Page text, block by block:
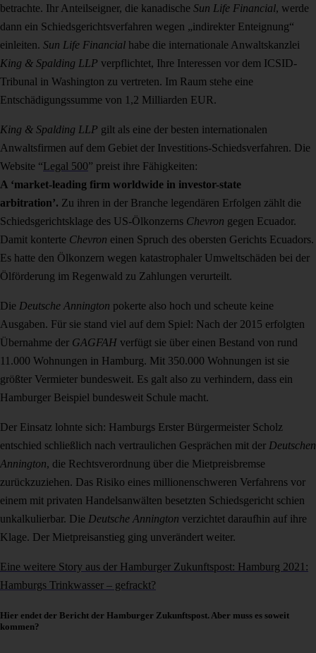
betrachte. Ihr Anteilseigner, die kanadische Sun Life Financial, werde
dann ein Schiedsgerichtsverfahren wegen „indirekter Enteignung“
einleiten. Sun Life Financial habe die internationale Anwaltskanzlei
King & Spalding LLP verpflichtet, Ihre Interessen vor dem ICSID-
Tribunal in Washington zu vertreten. Im Raum stehe eine
Entschädigungssumme von 1,2 Milliarden EUR.
King & Spalding LLP gilt als eine der besten internationalen
Anwaltsfirmen auf dem Gebiet der Investitions-Schiedsverfahren. Die
Website “Legal 500” preist ihre Fähigkeiten:
A ‘market-leading firm worldwide in investor-state
arbitration’. Zu ihren in der Branche legendären Erfolgen zählt die
Schiedsgerichtsklage des US-Ölkonzerns Chevron gegen Ecuador.
Damit konterte Chevron einen Spruch des obersten Gerichts Ecuadors.
Es hatte den Ölkonzern wegen katastrophaler Umweltschäden bei der
Ölförderung im Regenwald zu Zahlungen verurteilt.
Die Deutsche Annington pokerte also hoch und scheute keine
Ausgaben. Für sie stand viel auf dem Spiel: Nach der 2015 erfolgten
Übernahme der GAGFAH verfügt sie über einen Bestand von rund
11.000 Wohnungen in Hamburg. Mit 350.000 Wohnungen ist sie
größter Vermieter bundesweit. Es galt also zu verhindern, dass ein
Hamburger Beispiel bundesweit Schule macht.
Der Einsatz lohnte sich: Hamburgs Erster Bürgermeister Scholz
entschied schließlich nach vertraulichen Gesprächen mit der Deutschen
Annington, die Rechtsverordnung über die Mietpreisbremse
zurückzuziehen. Das Risiko eines millionenschweren Verfahrens vor
einem mit privaten Handelsanwälten besetzten Schiedsgericht schien
unkalkulierbar. Die Deutsche Annington verzichtet daraufhin auf ihre
Klage. Der Mietpreisanstieg ging unverändert weiter.
Eine weitere Story aus der Hamburger Zukunftspost: Hamburg 2021:
Hamburgs Trinkwasser – gefrackt?
Hier endet der Bericht der Hamburger Zukunftspost. Aber muss es soweit
kommen?